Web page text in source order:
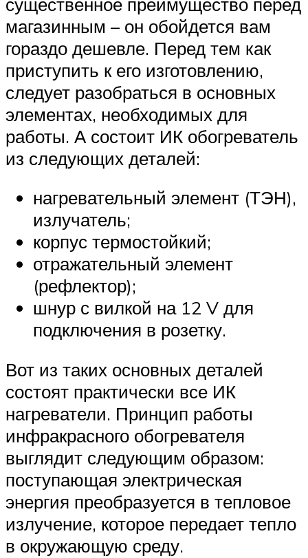
магазинным – он обойдется вам
гораздо дешевле. Перед тем как
приступить к его изготовлению,
следует разобраться в основных
элементах, необходимых для
работы. А состоит ИК обогреватель
из следующих деталей:
нагревательный элемент (ТЭН),
излучатель;
корпус термостойкий;
отражательный элемент
(рефлектор);
шнур с вилкой на 12 V для
подключения в розетку.
Вот из таких основных деталей
состоят практически все ИК
нагреватели. Принцип работы
инфракрасного обогревателя
выглядит следующим образом:
поступающая электрическая
энергия преобразуется в тепловое
излучение, которое передает тепло
в окружающую среду.